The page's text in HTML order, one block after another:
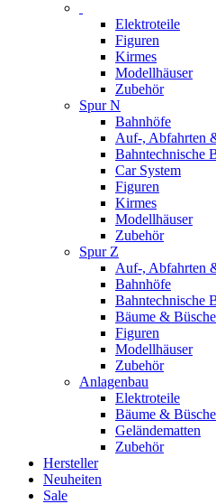
Elektroteile
Figuren
Kirmes
Modellhäuser
Zubehör
Spur N
Bahnhöfe
Auf-, Abfahrten
Bahntechnische
Car System
Figuren
Kirmes
Modellhäuser
Zubehör
Spur Z
Auf-, Abfahrten
Bahnhöfe
Bahntechnische
Bäume & Büsche
Figuren
Modellhäuser
Zubehör
Anlagenbau
Elektroteile
Bäume & Büsche
Geländematten
Zubehör
Hersteller
Neuheiten
Sale